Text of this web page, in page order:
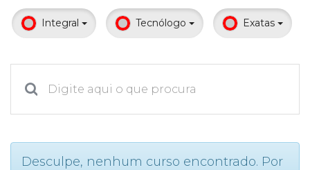
Desconto de pontualidade
Calendário acadêmico
Internacionalização
Integral Tecnólogo Exatas
Desculpe, nenhum curso encontrado. Por